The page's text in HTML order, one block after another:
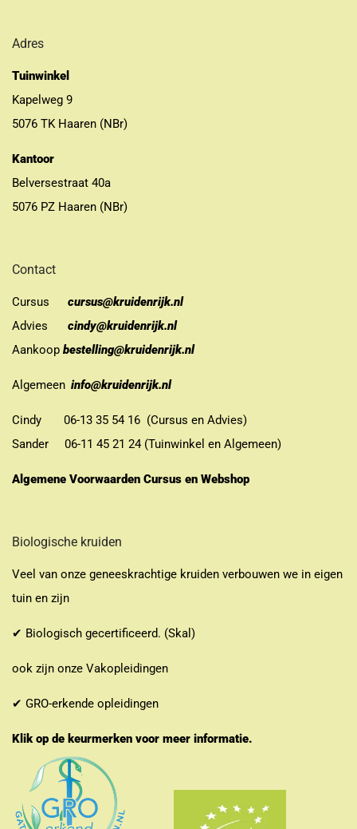
Adres
Tuinwinkel
Kapelweg 9
5076 TK Haaren (NBr)
Kantoor
Belversestraat 40a
5076 PZ Haaren (NBr)
Contact
Cursus
cursus@kruidenrijk.nl
Advies
cindy@kruidenrijk.nl
Aankoop bestelling@kruidenrijk.nl
Algemeen info@kruidenrijk.nl
Cindy 06-13 35 54 16 (Cursus en Advies)
Sander 06-11 45 21 24 (Tuinwinkel en Algemeen)
Algemene Voorwaarden Cursus en Webshop
Biologische kruiden
Veel van onze geneeskrachtige kruiden verbouwen we in eigen
tuin en zijn
✔ Biologisch gecertificeerd. (Skal)
ook zijn onze Vakopleidingen
✔ GRO-erkende opleidingen
Klik op de keurmerken voor meer informatie.